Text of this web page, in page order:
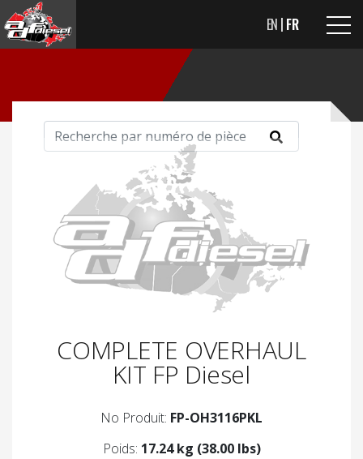
EN FR
COMPLETE OVERHAUL
KIT FP Diesel
No Produit: FP-OH3116PKL
Poids: 17.24 kg (38.00 lbs)